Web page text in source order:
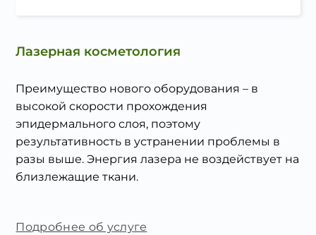
Лазерная косметология
Преимущество нового оборудования – в
высокой скорости прохождения
эпидермального слоя, поэтому
результативность в устранении проблемы в
разы выше. Энергия лазера не воздействует на
близлежащие ткани.
Подробнее об услуге